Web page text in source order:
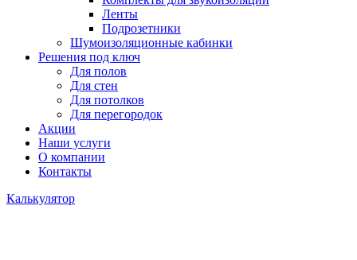
Ленты
Подрозетники
Шумоизоляционные кабинки
Решения под ключ
Для полов
Для стен
Для потолков
Для перегородок
Акции
Наши услуги
О компании
Контакты
Калькулятор